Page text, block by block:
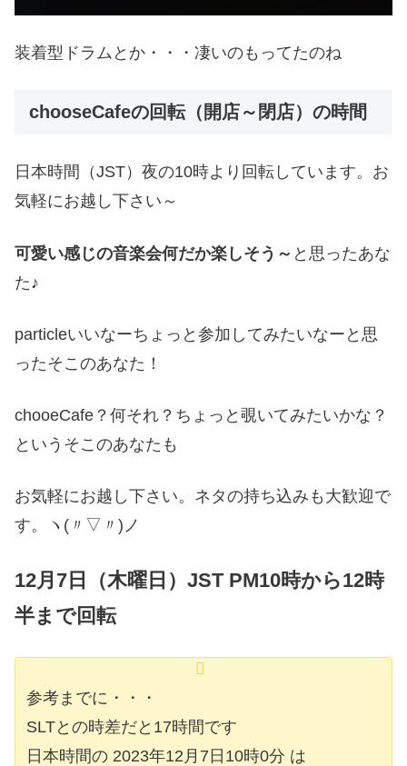
装着型ドラムとか・・・凄いのもってたのね
chooseCafeの回転（開店～閉店）の時間
日本時間（JST）夜の10時より回転しています。お
気軽にお越し下さい～
可愛い感じの音楽会何だか楽しそう～ と思ったあな
た♪
particleいいなーちょっと参加してみたいなーと思
ったそこのあなた！
chooeCafe？何それ？ちょっと覗いてみたいかな？
というそこのあなたも
お気軽にお越し下さい。ネタの持ち込みも大歓迎で
す。ヽ(〃▽〃)ノ
12月7日（木曜日）JST PM10時から12時
半まで回転
参考までに・・・
SLTとの時差だと17時間です
日本時間の 2023年12月7日10時0分 は